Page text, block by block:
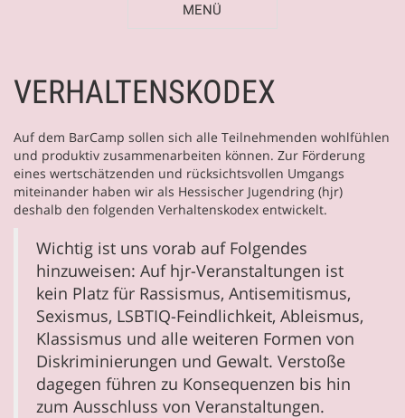
MENÜ
VERHALTENSKODEX
Auf dem BarCamp sollen sich alle Teilnehmenden wohlfühlen
und produktiv zusammenarbeiten können. Zur Förderung
eines wertschätzenden und rücksichtsvollen Umgangs
miteinander haben wir als Hessischer Jugendring (hjr)
deshalb den folgenden Verhaltenskodex entwickelt.
Wichtig ist uns vorab auf Folgendes
hinzuweisen: Auf hjr-Veranstaltungen ist
kein Platz für Rassismus, Antisemitismus,
Sexismus, LSBTIQ-Feindlichkeit, Ableismus,
Klassismus und alle weiteren Formen von
Diskriminierungen und Gewalt. Verstoße
dagegen führen zu Konsequenzen bis hin
zum Ausschluss von Veranstaltungen.